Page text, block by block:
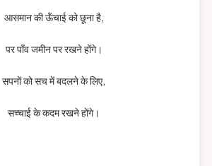
आसमान की ऊँचाई को छूना है,
पर पाँव जमीन पर रखने होंगे।
सपनों को सच में बदलने के लिए,
सच्चाई के कदम रखने होंगे।